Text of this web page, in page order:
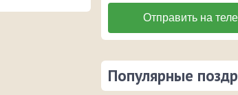
Популярные